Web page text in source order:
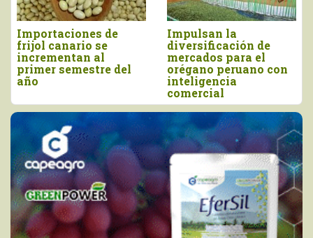
Importaciones de
frijol canario se
incrementan al
primer semestre del
año
Impulsan la
diversificación de
mercados para el
orégano peruano con
inteligencia
comercial